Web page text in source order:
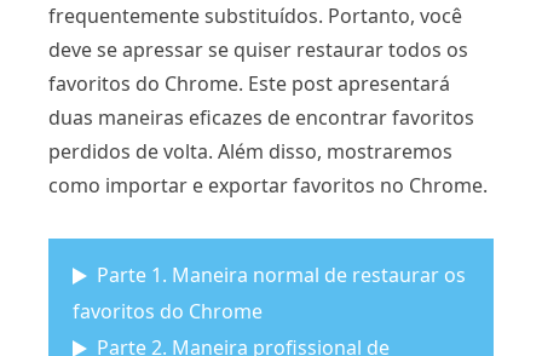
frequentemente substituídos. Portanto, você
deve se apressar se quiser restaurar todos os
favoritos do Chrome. Este post apresentará
duas maneiras eficazes de encontrar favoritos
perdidos de volta. Além disso, mostraremos
como importar e exportar favoritos no Chrome.
Parte 1. Maneira normal de restaurar os
favoritos do Chrome
Parte 2. Maneira profissional de